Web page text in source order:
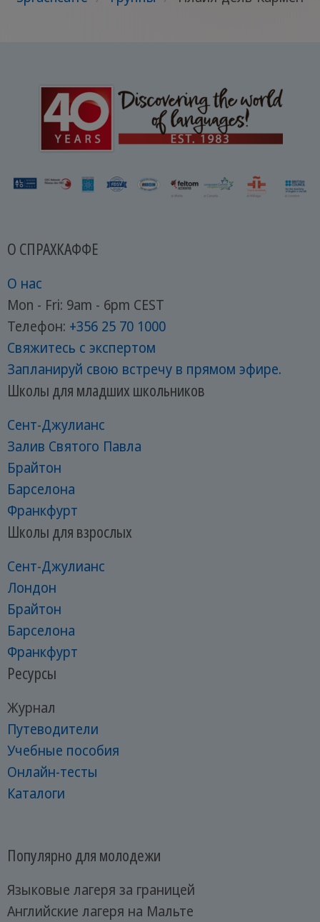
О СПРАХКАФФЕ
О нас
Mon - Fri: 9am - 6pm CEST
Телефон: +356 25 70 1000
Свяжитесь с экспертом
Запланируй свою встречу в прямом эфире.
Школы для младших школьников
Сент-Джулианс
Залив Святого Павла
Брайтон
Барселона
Франкфурт
Школы для взрослых
Сент-Джулианс
Лондон
Брайтон
Барселона
Франкфурт
Ресурсы
Журнал
Путеводители
Учебные пособия
Онлайн-тесты
Каталоги
Популярно для молодежи
Языковые лагеря за границей
Английские лагеря на Мальте